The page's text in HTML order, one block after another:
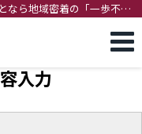
なら地域密着の「一歩不動
入力